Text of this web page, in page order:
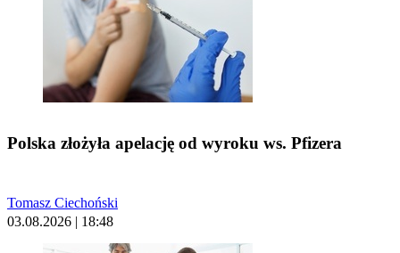
Polska złożyła apelację od wyroku ws. Pfizera
Tomasz Ciechoński
03.08.2026 | 18:48